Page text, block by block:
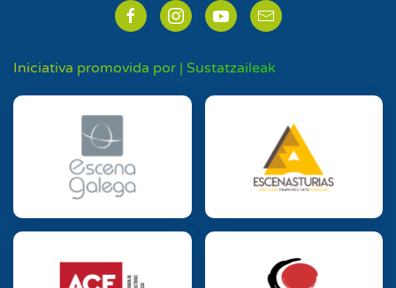
Iniciativa promovida por | Sustatzaileak